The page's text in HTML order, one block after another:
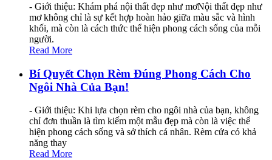
- Giới thiệu: Khám phá nội thất đẹp như mơNội thất đẹp như
mơ không chỉ là sự kết hợp hoàn hảo giữa màu sắc và hình
khối, mà còn là cách thức thể hiện phong cách sống của mỗi
người.
Read More
Bí Quyết Chọn Rèm Đúng Phong Cách Cho
Ngôi Nhà Của Bạn!
- Giới thiệu: Khi lựa chọn rèm cho ngôi nhà của bạn, không
chỉ đơn thuần là tìm kiếm một mẫu đẹp mà còn là việc thể
hiện phong cách sống và sở thích cá nhân. Rèm cửa có khả
năng thay
Read More